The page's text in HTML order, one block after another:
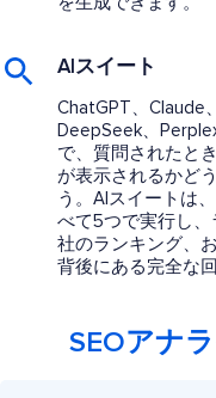
AIスイート
ChatGPT、Claude
DeepSeek、
で、質問されたと
が表示されるかど
う。AIスイートは
べて5つで実行し
社のランキング、
背後にある完全な
SEOアナ